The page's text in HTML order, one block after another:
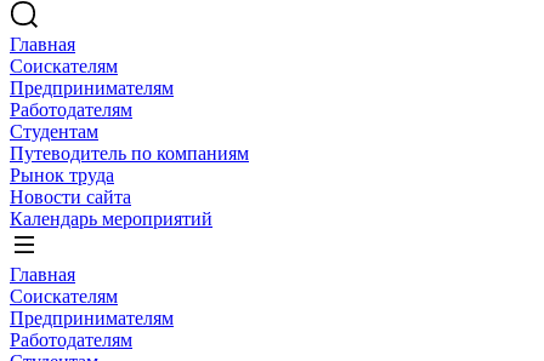
Главная
Соискателям
Предпринимателям
Работодателям
Студентам
Путеводитель по компаниям
Рынок труда
Новости сайта
Календарь мероприятий
Главная
Соискателям
Предпринимателям
Работодателям